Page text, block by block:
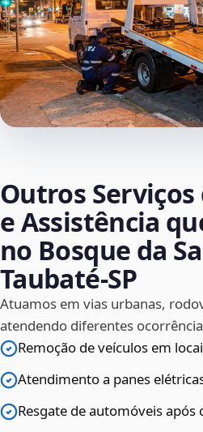
Outros Serviços
e Assistência
no Bosque da
Taubaté‑SP
Atuamos em vias urbanas,
atendendo diferentes
Remoção de veículos em
Atendimento a panes
Resgate de automóveis após